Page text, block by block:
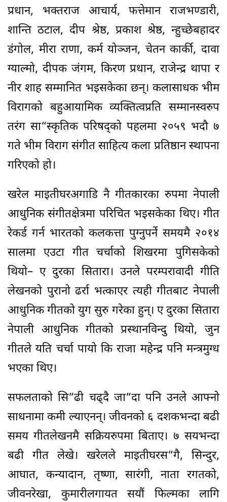
प्रधान, भक्तराज आचार्य, फत्तेमान राजभण्डारी,
शान्ति ठटाल, दीप श्रेष्ठ, प्रकाश श्रेष्ठ, न्हुच्छेबहादर
डंगोल, मीरा राणा, कर्म योञ्जन, चेतन कार्की, दावा
ग्याल्मो, दीपक जंगम, किरण प्रधान, राजेन्द्र थापा र
नीर शाह सम्मानित भइसकेका छन्। कलासाधक भीम
विरागको बहुआयामिक व्यक्तित्वप्रति सम्मानस्वरुप
तरंग सा“स्कृतिक परिषद्को पहलमा २०५९ भदौ ७
गते भीम विराग संगीत साहित्य कला प्रतिष्ठान स्थापना
गरिएको हो।
खरेल माइतीघरअगाडि नै गीतकारका रुपमा नेपाली
आधुनिक संगीतक्षेत्रमा परिचित भइसकेका थिए। गीत
रेकर्ड गर्न भारतको कलकत्ता पुग्नुपर्ने समयमै २०१४
सालमा एउटा गीत चर्चाको शिखरमा पुगिसकेको
थियो– ए दुरका सितारा। उनले परम्परावादी गीति
लेखनको पुरानो ढर्रा भत्काएर त्यही गीतबाट नेपाली
आधुनिक गीतको युग सुरु गरेका हुन्। ए दुरका सितारा
नेपाली आधुनिक गीतको प्रस्थानविन्दु थियो, जुन
गीतले यति चर्चा पायो कि राजा महेन्द्र पनि मन्त्रमुग्ध
भएका थिए।
सफलताको सि“ढी चढ्दै जा“दा पनि उनले आफ्नो
साधनामा कमी ल्याएनन्। जीवनको ६ दशकभन्दा बढी
समय गीतलेखनमै सक्रियरुपमा बिताए। ७ सयभन्दा
बढी गीत लेखे। खरेलले माइतीघरस“गै, सिन्दुर,
आघात, कन्यादान, तृष्णा, सारंगी, नाता रगतको,
जीवनरेखा, कुमारीलगायत सयौं फिल्मका लागि